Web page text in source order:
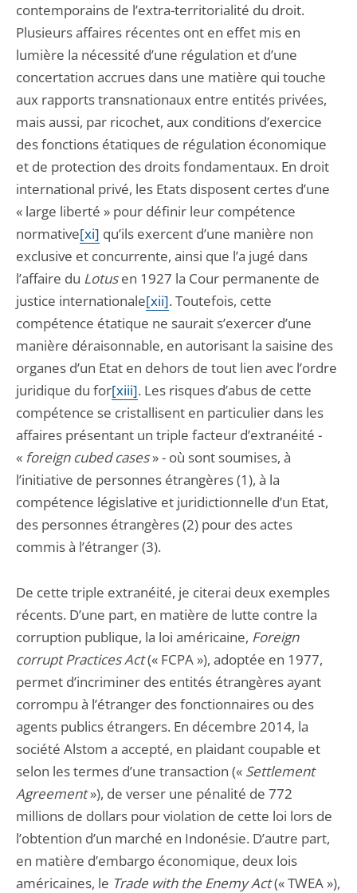
contemporains de l’extra-territorialité du droit.
Plusieurs affaires récentes ont en effet mis en
lumière la nécessité d’une régulation et d’une
concertation accrues dans une matière qui touche
aux rapports transnationaux entre entités privées,
mais aussi, par ricochet, aux conditions d’exercice
des fonctions étatiques de régulation économique
et de protection des droits fondamentaux. En droit
international privé, les Etats disposent certes d’une
« large liberté » pour définir leur compétence
normative[xi] qu’ils exercent d’une manière non
exclusive et concurrente, ainsi que l’a jugé dans
l’affaire du Lotusen 1927 la Cour permanente de
justice internationale[xii]. Toutefois, cette
compétence étatique ne saurait s’exercer d’une
manière déraisonnable, en autorisant la saisine des
organes d’un Etat en dehors de tout lien avec l’ordre
juridique du for[xiii]. Les risques d’abus de cette
compétence se cristallisent en particulier dans les
affaires présentant un triple facteur d’extranéité -
« foreign cubed cases» - où sont soumises, à
l’initiative de personnes étrangères (1), à la
compétence législative et juridictionnelle d’un Etat,
des personnes étrangères (2) pour des actes
commis à l’étranger (3).
De cette triple extranéité, je citerai deux exemples
récents. D’une part, en matière de lutte contre la
corruption publique, la loi américaine, Foreign
corrupt Practices Act(« FCPA »), adoptée en 1977,
permet d’incriminer des entités étrangères ayant
corrompu à l’étranger des fonctionnaires ou des
agents publics étrangers. En décembre 2014, la
société Alstom a accepté, en plaidant coupable et
selon les termes d’une transaction (« Settlement
Agreement»), de verser une pénalité de 772
millions de dollars pour violation de cette loi lors de
l’obtention d’un marché en Indonésie. D’autre part,
en matière d’embargo économique, deux lois
américaines, le Trade with the Enemy Act(« TWEA »),